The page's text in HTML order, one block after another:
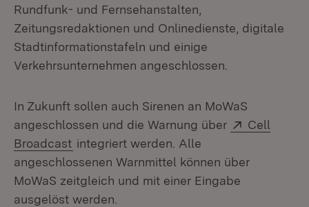
Rundfunk- und Fernsehanstalten,
Zeitungsredaktionen und Onlinedienste, digitale
Stadtinformationstafeln und einige
Verkehrsunternehmen angeschlossen.
In Zukunft sollen auch Sirenen an MoWaS
angeschlossen und die Warnung über
Extern:
Cell
Broadcast (Öffnet in neuem Fenster)
integriert werden. Alle
angeschlossenen Warnmittel können über
MoWaS zeitgleich und mit einer Eingabe
ausgelöst werden.